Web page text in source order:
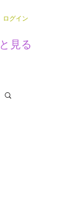
ログイン
見る